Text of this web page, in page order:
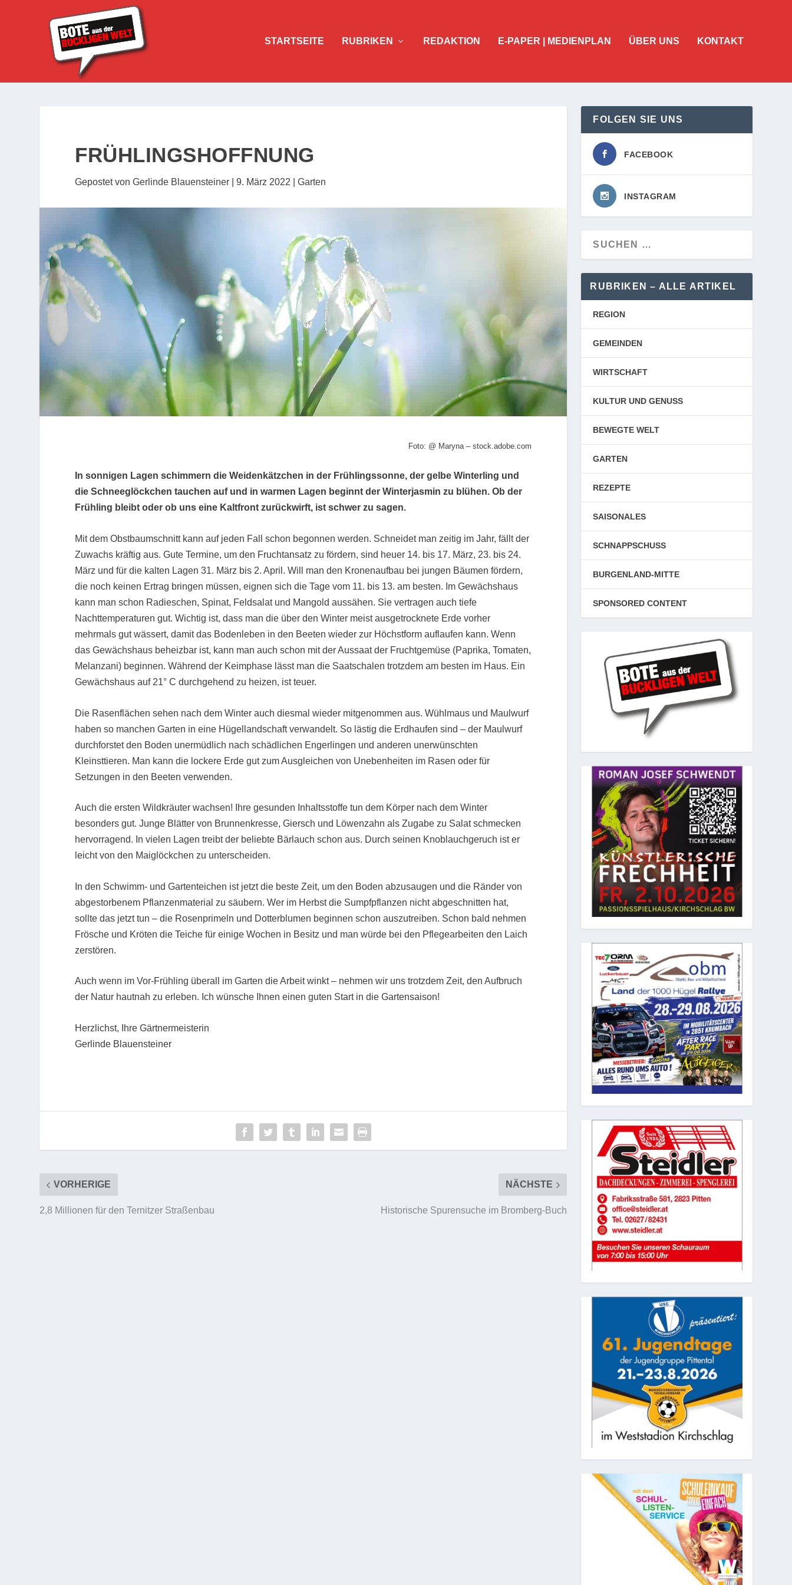
STARTSEITE RUBRIKEN REDAKTION E-PAPER | MEDIENPLAN ÜBER UNS KONTAKT
FRÜHLINGSHOFFNUNG
Gepostet vonGerlinde Blauensteiner |9. März 2022 |Garten
Foto: @ Maryna – stock.adobe.com
In sonnigen Lagen schimmern die Weidenkätzchen in der Frühlingssonne, der gelbe Winterling und
die Schneeglöckchen tauchen auf und in warmen Lagen beginnt der Winterjasmin zu blühen. Ob der
Frühling bleibt oder ob uns eine Kaltfront zurückwirft, ist schwer zu sagen.
Mit dem Obstbaumschnitt kann auf jeden Fall schon begonnen werden. Schneidet man zeitig im Jahr, fällt der
Zuwachs kräftig aus. Gute Termine, um den Fruchtansatz zu fördern, sind heuer 14. bis 17. März, 23. bis 24.
März und für die kalten Lagen 31. März bis 2. April. Will man den Kronenaufbau bei jungen Bäumen fördern,
die noch keinen Ertrag bringen müssen, eignen sich die Tage vom 11. bis 13. am besten. Im Gewächshaus
kann man schon Radieschen, Spinat, Feldsalat und Mangold aussähen. Sie vertragen auch tiefe
Nachttemperaturen gut. Wichtig ist, dass man die über den Winter meist ausgetrocknete Erde vorher
mehrmals gut wässert, damit das Bodenleben in den Beeten wieder zur Höchstform auflaufen kann. Wenn
das Gewächshaus beheizbar ist, kann man auch schon mit der Aussaat der Fruchtgemüse (Paprika, Tomaten,
Melanzani) beginnen. Während der Keimphase lässt man die Saatschalen trotzdem am besten im Haus. Ein
Gewächshaus auf 21° C durchgehend zu heizen, ist teuer.
Die Rasenflächen sehen nach dem Winter auch diesmal wieder mitgenommen aus. Wühlmaus und Maulwurf
haben so manchen Garten in eine Hügellandschaft verwandelt. So lästig die Erdhaufen sind – der Maulwurf
durchforstet den Boden unermüdlich nach schädlichen Engerlingen und anderen unerwünschten
Kleinsttieren. Man kann die lockere Erde gut zum Ausgleichen von Unebenheiten im Rasen oder für
Setzungen in den Beeten verwenden.
Auch die ersten Wildkräuter wachsen! Ihre gesunden Inhaltsstoffe tun dem Körper nach dem Winter
besonders gut. Junge Blätter von Brunnenkresse, Giersch und Löwenzahn als Zugabe zu Salat schmecken
hervorragend. In vielen Lagen treibt der beliebte Bärlauch schon aus. Durch seinen Knoblauchgeruch ist er
leicht von den Maiglöckchen zu unterscheiden.
In den Schwimm- und Gartenteichen ist jetzt die beste Zeit, um den Boden abzusaugen und die Ränder von
abgestorbenem Pflanzenmaterial zu säubern. Wer im Herbst die Sumpfpflanzen nicht abgeschnitten hat,
sollte das jetzt tun – die Rosenprimeln und Dotterblumen beginnen schon auszutreiben. Schon bald nehmen
Frösche und Kröten die Teiche für einige Wochen in Besitz und man würde bei den Pflegearbeiten den Laich
zerstören.
Auch wenn im Vor-Frühling überall im Garten die Arbeit winkt – nehmen wir uns trotzdem Zeit, den Aufbruch
der Natur hautnah zu erleben. Ich wünsche Ihnen einen guten Start in die Gartensaison!
Herzlichst, Ihre Gärtnermeisterin
Gerlinde Blauensteiner
VORHERIGE
2,8 Millionen für den Ternitzer Straßenbau
NÄCHSTE
Historische Spurensuche im Bromberg-Buch
FOLGEN SIE UNS
FACEBOOK
INSTAGRAM
RUBRIKEN – ALLE ARTIKEL
REGION
GEMEINDEN
WIRTSCHAFT
KULTUR UND GENUSS
BEWEGTE WELT
GARTEN
REZEPTE
SAISONALES
SCHNAPPSCHUSS
BURGENLAND-MITTE
SPONSORED CONTENT